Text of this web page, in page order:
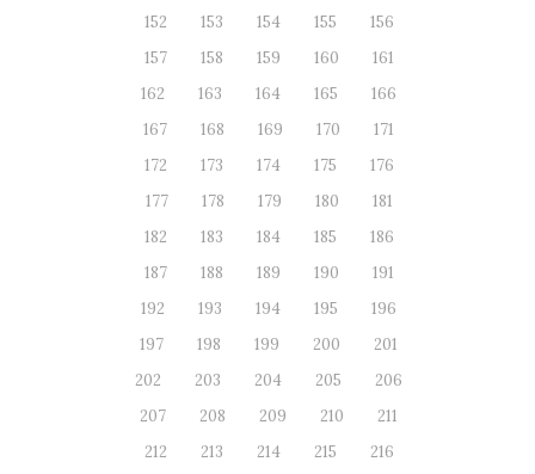
152
153 154 155
156
157
158 159 160
161
162
163 164 165
166
167
168 169 170
171
172
173 174 175
176
177
178 179 180
181
182
183 184 185
186
187
188 189 190
191
192
193 194 195
196
197
198 199 200
201
202
203 204 205
206
207
208 209 210
211
212
213 214 215
216